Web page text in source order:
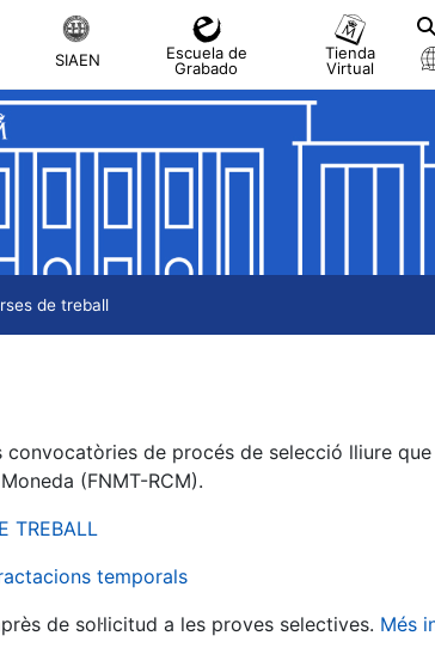
SIAEN
Escuela de
Grabado
Tienda
Virtual
de treball
de procés de selecció lliure
(FNMT-RCM).
TREBALL
temporals
de sol·licitud a les proves selectives. Més